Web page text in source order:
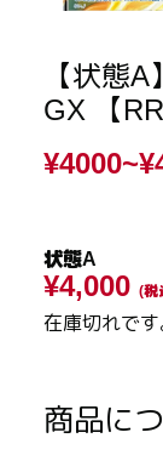
【状態
GX 【
¥4000~
状態A
¥4,000 (税
在庫切れです
商品に